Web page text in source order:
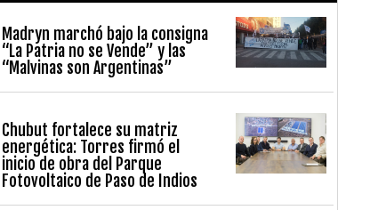
Madryn marchó bajo la consigna
“La Patria no se Vende” y las
“Malvinas son Argentinas”
Chubut fortalece su matriz
energética: Torres firmó el
inicio de obra del Parque
Fotovoltaico de Paso de Indios